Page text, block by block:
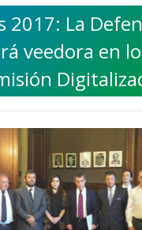
2017: La
veedora en